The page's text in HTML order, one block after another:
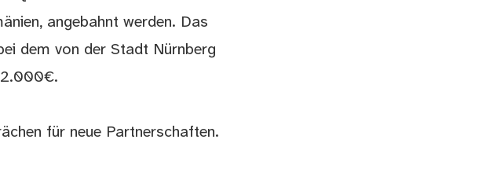
angebahnt werden. Das
dem von der Stadt Nürnberg
2.000€.
für neue Partnerschaften.